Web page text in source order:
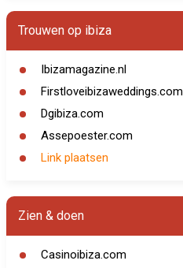
Trouwen op ibiza
Ibizamagazine.nl
Firstloveibizaweddings.com
Dgibiza.com
Assepoester.com
Link plaatsen
Zien & doen
Casinoibiza.com